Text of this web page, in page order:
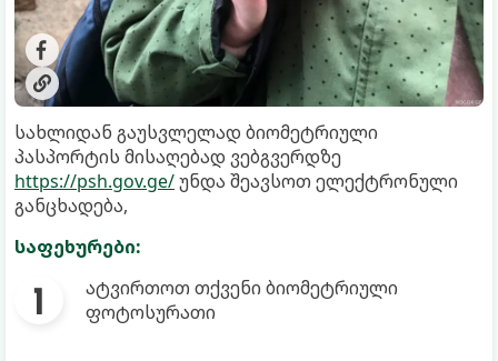
სახლიდან გაუსვლელად ბიომეტრიული
პასპორტის მისაღებად ვებგვერდზე
https://psh.gov.ge/უნდა შეავსოთ ელექტრონული
განცხადება,
საფეხურები:
ატვირთოთ თქვენი ბიომეტრიული
ფოტოსურათი